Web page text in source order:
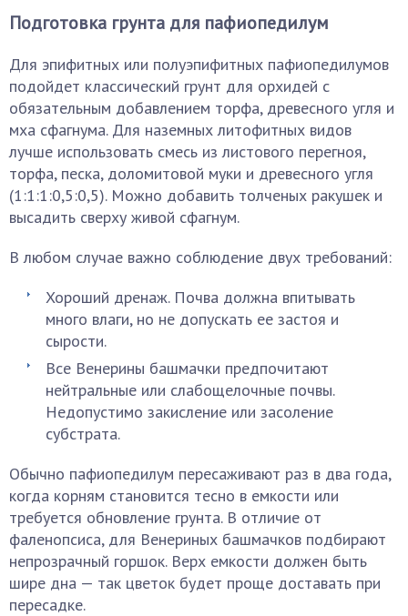
Подготовка грунта для пафиопедилум
Для эпифитных или полуэпифитных пафиопедилумов
подойдет классический грунт для орхидей с
обязательным добавлением торфа, древесного угля и
мха сфагнума. Для наземных литофитных видов
лучше использовать смесь из листового перегноя,
торфа, песка, доломитовой муки и древесного угля
(1:1:1:0,5:0,5). Можно добавить толченых ракушек и
высадить сверху живой сфагнум.
В любом случае важно соблюдение двух требований:
Хороший дренаж. Почва должна впитывать
много влаги, но не допускать ее застоя и
сырости.
Все Венерины башмачки предпочитают
нейтральные или слабощелочные почвы.
Недопустимо закисление или засоление
субстрата.
Обычно пафиопедилум пересаживают раз в два года,
когда корням становится тесно в емкости или
требуется обновление грунта. В отличие от
фаленопсиса, для Венериных башмачков подбирают
непрозрачный горшок. Верх емкости должен быть
шире дна — так цветок будет проще доставать при
пересадке.